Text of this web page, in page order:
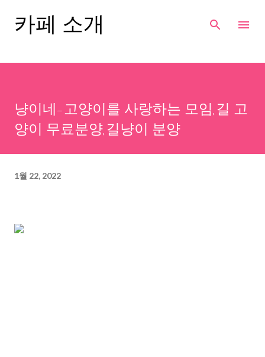
기본 콘텐츠로 건너뛰기
카페 소개
냥이네-고양이를 사랑하는 모임,길 고
양이 무료분양,길냥이 분양
1월 22, 2022